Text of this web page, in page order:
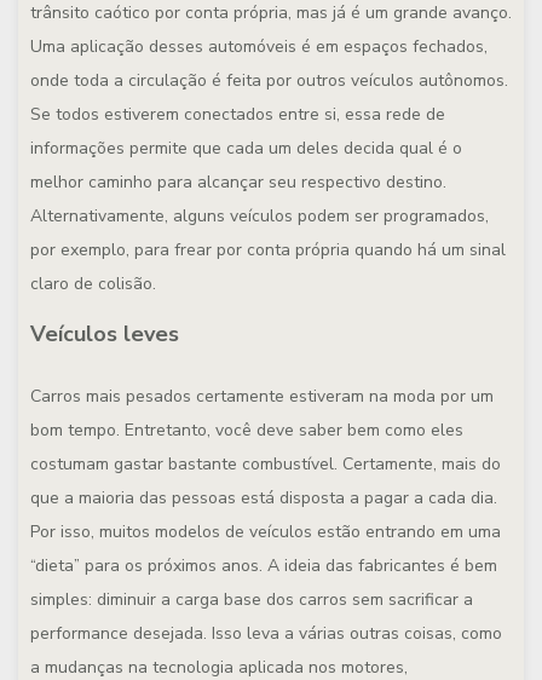
trânsito caótico por conta própria, mas já é um grande avanço.
Uma aplicação desses automóveis é em espaços fechados,
onde toda a circulação é feita por outros veículos autônomos.
Se todos estiverem conectados entre si, essa rede de
informações permite que cada um deles decida qual é o
melhor caminho para alcançar seu respectivo destino.
Alternativamente, alguns veículos podem ser programados,
por exemplo, para frear por conta própria quando há um sinal
claro de colisão.
Veículos leves
Carros mais pesados certamente estiveram na moda por um
bom tempo. Entretanto, você deve saber bem como eles
costumam gastar bastante combustível. Certamente, mais do
que a maioria das pessoas está disposta a pagar a cada dia.
Por isso, muitos modelos de veículos estão entrando em uma
“dieta” para os próximos anos. A ideia das fabricantes é bem
simples: diminuir a carga base dos carros sem sacrificar a
performance desejada. Isso leva a várias outras coisas, como
a mudanças na tecnologia aplicada nos motores,